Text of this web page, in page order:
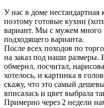
У нас в доме нестандартная
поэтому готовые кухни
вариант. Мы с мужем много
подходящего варианта.
После всех походов по
на заказ под наши размеры.
обмерил, посчитал,
хотелось, и картинка в
скажу, что это самый
вписалась и цвет выбрала
Примерно через 2 недели